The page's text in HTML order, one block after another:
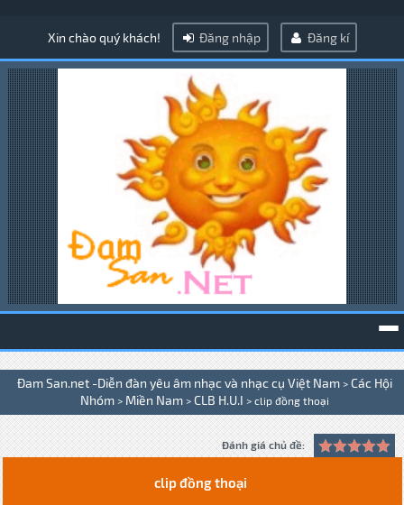
Xin chào quý khách! Đăng nhập Đăng kí
Đam San.net -Diễn đàn yêu âm nhạc và nhạc cụ Việt Nam > Các Hội
Nhóm > Miền Nam > CLB H.U.I > clip đồng thoại
Đánh giá chủ đề:
clip đồng thoại